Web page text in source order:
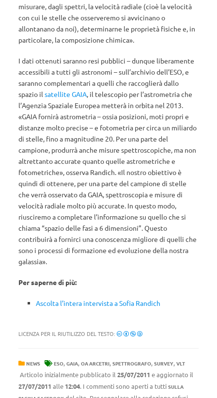
misurare, dagli spettri, la velocità radiale (cioè la velocità
con cui le stelle che osserveremo si avvicinano o
allontanano da noi), determinarne le proprietà fisiche e, in
particolare, la composizione chimica».
I dati ottenuti saranno resi pubblici – dunque liberamente
accessibili a tutti gli astronomi – sull’archivio dell’ESO, e
saranno complementari a quelli che raccoglierà dallo
spazio il satellite GAIA, il telescopio per l’astrometria che
l’Agenzia Spaziale Europea metterà in orbita nel 2013.
«GAIA fornirà astrometria – ossia posizioni, moti propri e
distanze molto precise – e fotometria per circa un miliardo
di stelle, fino a magnitudine 20. Per una parte del
campione, produrrà anche misure spettroscopiche, ma non
altrettanto accurate quanto quelle astrometriche e
fotometriche», osserva Randich. «Il nostro obiettivo è
quindi di ottenere, per una parte del campione di stelle
che verrà osservato da GAIA, spettroscopia e misure di
velocità radiale molto più accurate. In questo modo,
riusciremo a completare l’informazione su quello che si
chiama “spazio delle fasi a 6 dimensioni”. Questo
contribuirà a fornirci una conoscenza migliore di quelli che
sono i processi di formazione ed evoluzione della nostra
galassia».
Per saperne di più:
Ascolta l’intera intervista a Sofia Randich
LICENZA PER IL RIUTILIZZO DEL TESTO:
NEWS ESO, GAIA, OA ARCETRI, SPETTROGRAFO, SURVEY, VLT
Articolo inizialmente pubblicato il 25/07/2011 e aggiornato il
27/07/2011 alle 12:04. I commenti sono aperti a tutti SULLA